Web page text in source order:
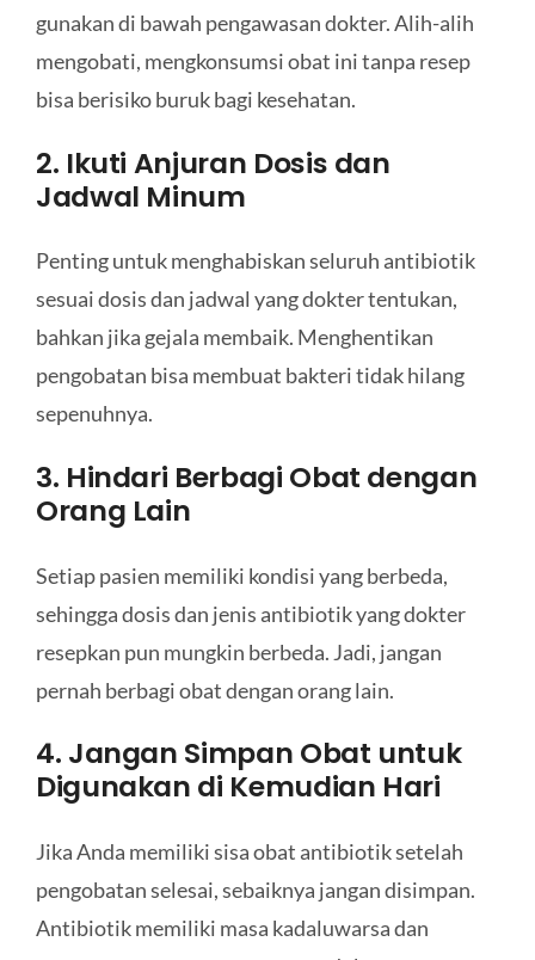
gunakan di bawah pengawasan dokter. Alih-alih
mengobati, mengkonsumsi obat ini tanpa resep
bisa berisiko buruk bagi kesehatan.
2. Ikuti Anjuran Dosis dan
Jadwal Minum
Penting untuk menghabiskan seluruh antibiotik
sesuai dosis dan jadwal yang dokter tentukan,
bahkan jika gejala membaik. Menghentikan
pengobatan bisa membuat bakteri tidak hilang
sepenuhnya.
3. Hindari Berbagi Obat dengan
Orang Lain
Setiap pasien memiliki kondisi yang berbeda,
sehingga dosis dan jenis antibiotik yang dokter
resepkan pun mungkin berbeda. Jadi, jangan
pernah berbagi obat dengan orang lain.
4. Jangan Simpan Obat untuk
Digunakan di Kemudian Hari
Jika Anda memiliki sisa obat antibiotik setelah
pengobatan selesai, sebaiknya jangan disimpan.
Antibiotik memiliki masa kadaluwarsa dan